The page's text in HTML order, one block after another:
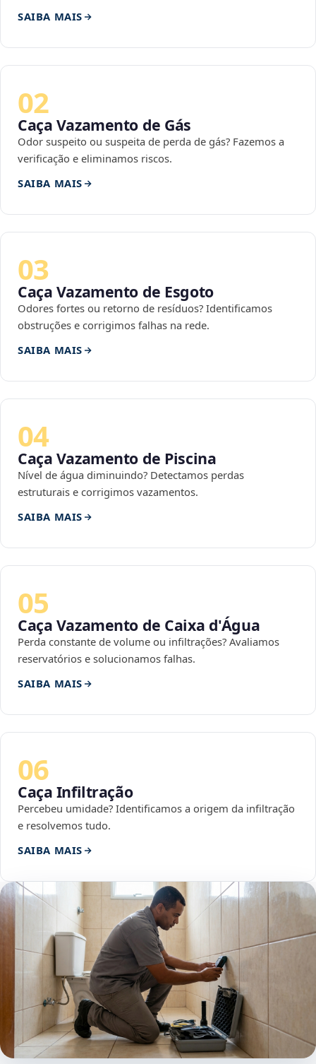
SAIBA MAIS
02
Caça Vazamento de Gás
Odor suspeito ou suspeita de perda de gás? Fazemos a
verificação e eliminamos riscos.
SAIBA MAIS
03
Caça Vazamento de Esgoto
Odores fortes ou retorno de resíduos? Identificamos
obstruções e corrigimos falhas na rede.
SAIBA MAIS
04
Caça Vazamento de Piscina
Nível de água diminuindo? Detectamos perdas
estruturais e corrigimos vazamentos.
SAIBA MAIS
05
Caça Vazamento de Caixa d'Água
Perda constante de volume ou infiltrações? Avaliamos
reservatórios e solucionamos falhas.
SAIBA MAIS
06
Caça Infiltração
Percebeu umidade? Identificamos a origem da infiltração
e resolvemos tudo.
SAIBA MAIS